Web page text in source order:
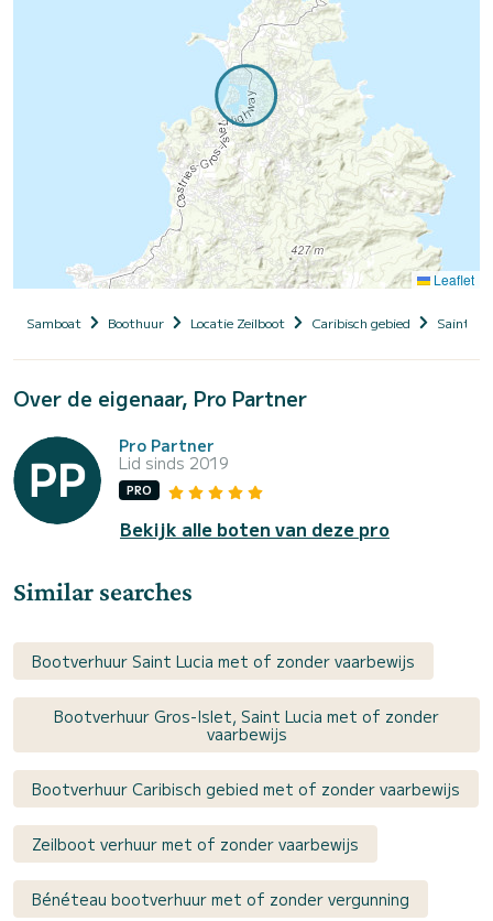
Leaflet
Samboat Boothuur Locatie Zeilboot Caribisch gebied Saint
Over de eigenaar, Pro Partner
Pro Partner
Lid sinds 2019
PRO
Bekijk alle boten van deze pro
Similar searches
Bootverhuur Saint Lucia met of zonder vaarbewijs
Bootverhuur Gros-Islet, Saint Lucia met of zonder
vaarbewijs
Bootverhuur Caribisch gebied met of zonder vaarbewijs
Zeilboot verhuur met of zonder vaarbewijs
Bénéteau bootverhuur met of zonder vergunning